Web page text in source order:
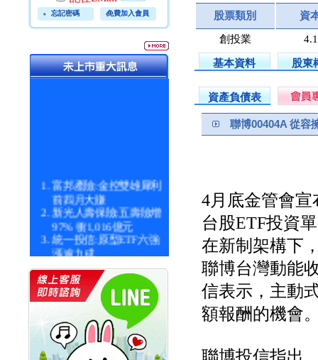
忘記密碼 免費加入會員
富邦產險:金控雙雄犀利
前四月大賺
新光人壽保險:五壽險增
97% 衝1,016億元
統一投信:原型ETF六強
漲逾九成
價 被盯上
新光人壽保險:新壽Q1外
價金將達996億
宇辰系統科技:宇辰業績
創新高 啟動興櫃轉上櫃
計畫
明緯企業:明緯永續科技
股票類別 資
創投業
基本資料 股東
資產負債表
聯博00404A 從容
4月底金管會
台股ETF投資
在新制架構下
聯博台灣動能
信表示，主動
額報酬的機會
聯博投信指出